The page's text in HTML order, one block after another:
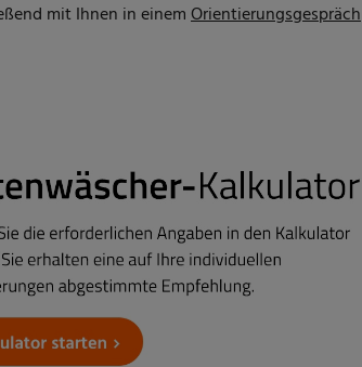
mit Ihnen in einemOrientierungsgespräch